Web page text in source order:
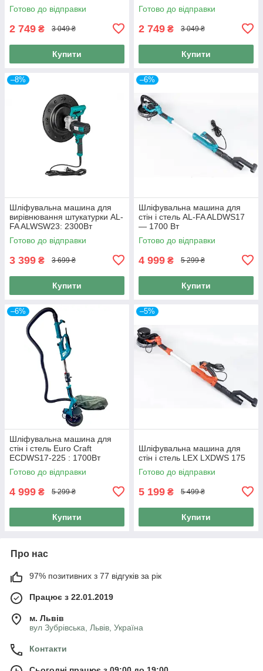
Готово до відправки
2 749 ₴ 3 049 ₴
Купити
Готово до відправки
2 749 ₴ 3 049 ₴
Купити
–8%
Шліфувальна машина для
вирівнювання штукатурки AL-
FA ALWSW23: 2300Вт
Готово до відправки
3 399 ₴ 3 699 ₴
Купити
–6%
Шліфувальна машина для
стін і стель AL-FA ALDWS17
— 1700 Вт
Готово до відправки
4 999 ₴ 5 299 ₴
Купити
–6%
Шліфувальна машина для
стін і стель Euro Craft
ECDWS17-225 : 1700Вт
Готово до відправки
4 999 ₴ 5 299 ₴
Купити
–5%
Шліфувальна машина для
стін і стель LEX LXDWS 175
Готово до відправки
5 199 ₴ 5 499 ₴
Купити
Про нас
97% позитивних з 77 відгуків за рік
Працює з 22.01.2019
м. Львів
вул Зубрівська, Львів, Україна
Контакти